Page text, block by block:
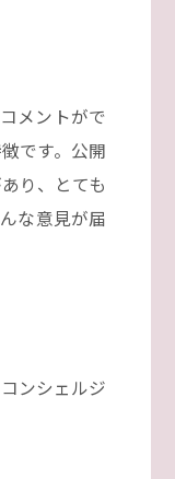
メントがで
です。公開
り、とても
な意見が届
ンシェルジ